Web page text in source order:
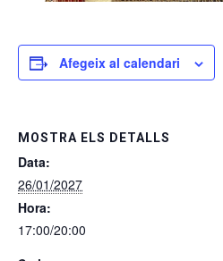
Afegeix al calendari
MOSTRA ELS DETALLS
Data:
26/01/2027
Hora:
17:00/20:00